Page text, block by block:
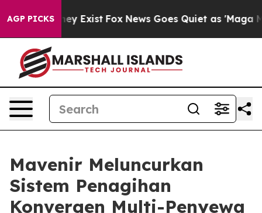
AGP PICKS
They Exist Fox News Goes Quiet as 'Maga
Mavenir Meluncurkan
Sistem Penagihan
Konvergen Multi-Penyewa